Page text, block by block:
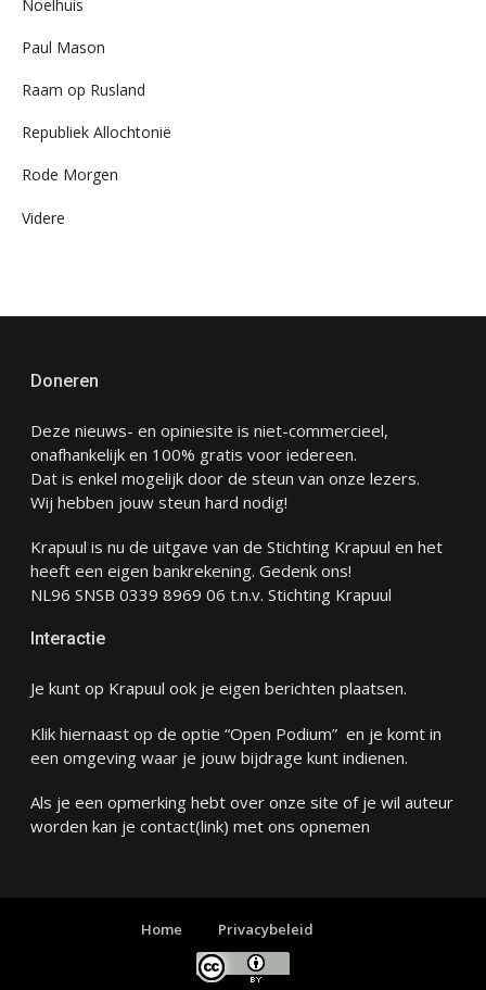
Noelhuis
Paul Mason
Raam op Rusland
Republiek Allochtonië
Rode Morgen
Videre
Doneren
Deze nieuws- en opiniesite is niet-commercieel,
onafhankelijk en 100% gratis voor iedereen.
Dat is enkel mogelijk door de steun van onze lezers.
Wij hebben jouw steun hard nodig!
Krapuul is nu de uitgave van de Stichting Krapuul en het
heeft een eigen bankrekening. Gedenk ons!
NL96 SNSB 0339 8969 06 t.n.v. Stichting Krapuul
Interactie
Je kunt op Krapuul ook je eigen berichten plaatsen.
Klik hiernaast op de optie “Open Podium” en je komt in
een omgeving waar je jouw bijdrage kunt indienen.
Als je een opmerking hebt over onze site of je wil auteur
worden kan je contact(link) met ons opnemen
Home Privacybeleid